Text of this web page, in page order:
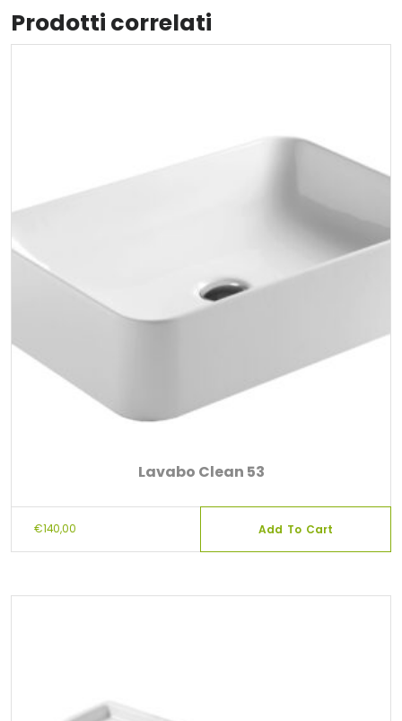
Prodotti correlati
Lavabo Clean 53
€140,00 Add To Cart